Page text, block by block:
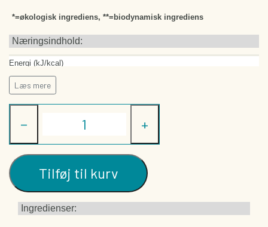
*=økologisk ingrediens, **=biodynamisk ingrediens
Næringsindhold:
Energi (kJ/kcal)
Fedt (g)
-heraf mættede fedtsyrer (g)
Kulhydrat (g)
-heraf sukkerarter (g)
Læs mere
− +
Tilføj til kurv
Ingredienser: